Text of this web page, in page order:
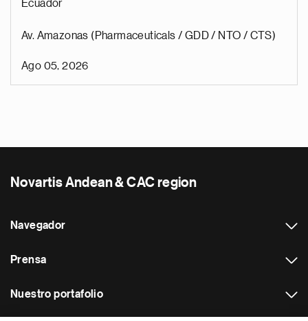
Ecuador
Av. Amazonas (Pharmaceuticals / GDD / NTO / CTS)
Ago 05, 2026
Novartis Andean & CAC region
Navegador
Prensa
Nuestro portafolio